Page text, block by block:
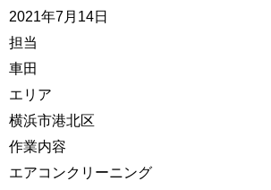
2021年7月14日
担当
車田
エリア
横浜市港北区
作業内容
エアコンクリーニング